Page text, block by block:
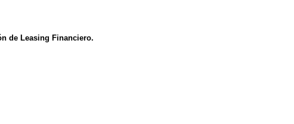
de Leasing Financiero.